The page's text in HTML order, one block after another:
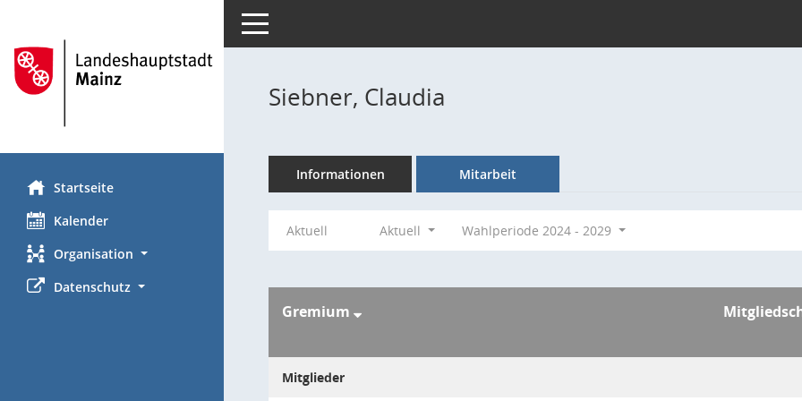
Startseite
Kalender
Organisation
Datenschutz
Toggle navigation
Siebner, Claudia
Informationen Mitarbeit
Aktuell Aktuell Wahlperiode 2024 - 2029
Gremium
Mitglieder